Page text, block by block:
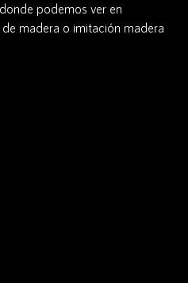
podemos ver en
madera o imitación madera